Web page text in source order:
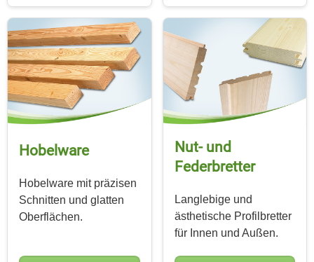
Hobelware
Hobelware mit präzisen
Schnitten und glatten
Oberflächen.
Nut- und
Federbretter
Langlebige und
ästhetische Profilbretter
für Innen und Außen.